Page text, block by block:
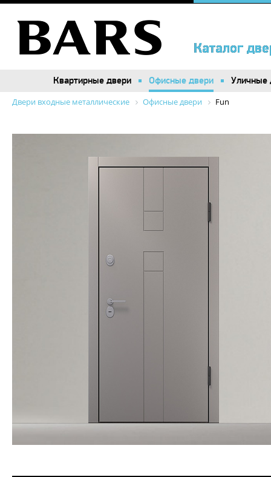
Каталог
Каталог
Квартирные двери Офисные двери Уличные
Квартирные двери Офисные двери Уличные
Двери входные металлические Офисные двери Fun